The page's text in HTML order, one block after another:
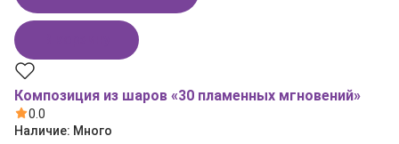
Композиция из шаров «30 пламенных мгновений»
0.0
Наличие: Много